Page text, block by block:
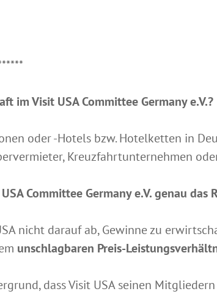
im Visit USA Committee Germany e.V.?
oder -Hotels bzw. Hotelketten in
Kreuzfahrtunternehmen
Committee Germany e.V. genau das
nicht darauf ab, Gewinne zu
unschlagbaren Preis-
dass Visit USA seinen